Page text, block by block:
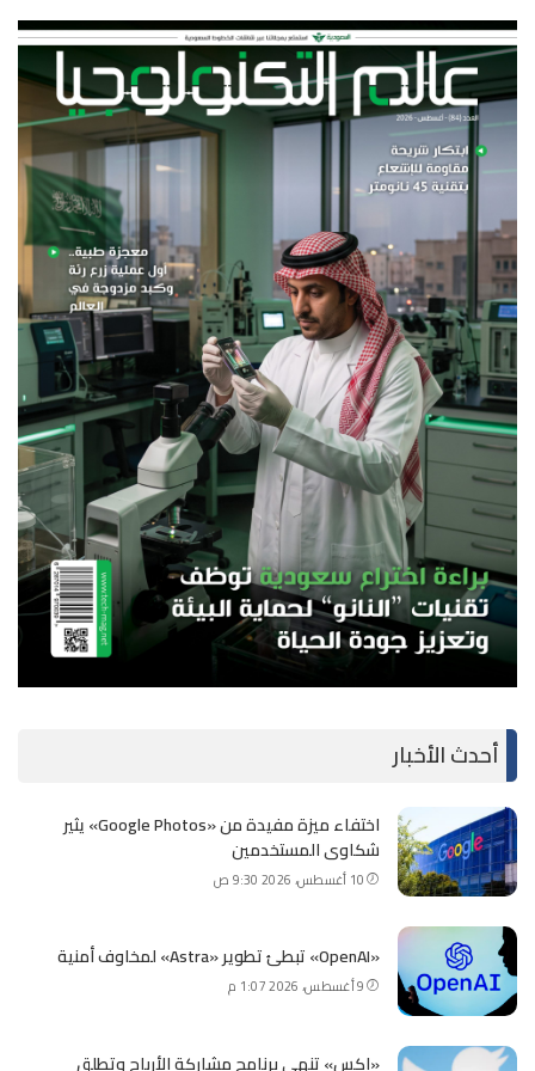
أحدث الأخبار
اختفاء ميزة مفيدة من «Google Photos» يثير
شكاوى المستخدمين
10 أغسطس، 2026 9:30 ص
«OpenAI» تبطئ تطوير «Astra» لمخاوف أمنية
9 أغسطس، 2026 1:07 م
«إكس» تنهي برنامج مشاركة الأرباح وتطلق